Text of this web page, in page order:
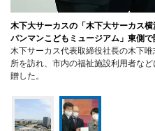
木下大サーカスの「木下大サーカス
パンマンこどもミュージアム」東側で
木下サーカス代表取締役社長の木下
所を訪れ、市内の福祉施設利用者な
贈した。